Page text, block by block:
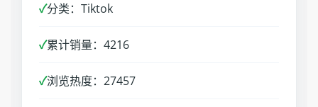
✓分类：Tiktok
✓累计销量：4216
✓浏览热度：27457